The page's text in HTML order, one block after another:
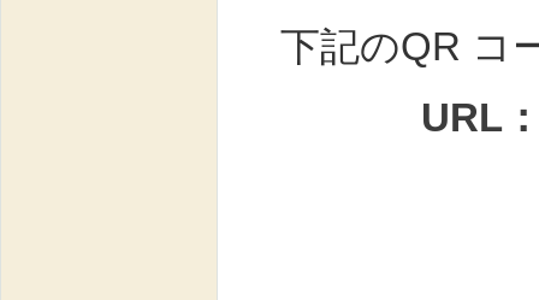
下記のQR コ
URL